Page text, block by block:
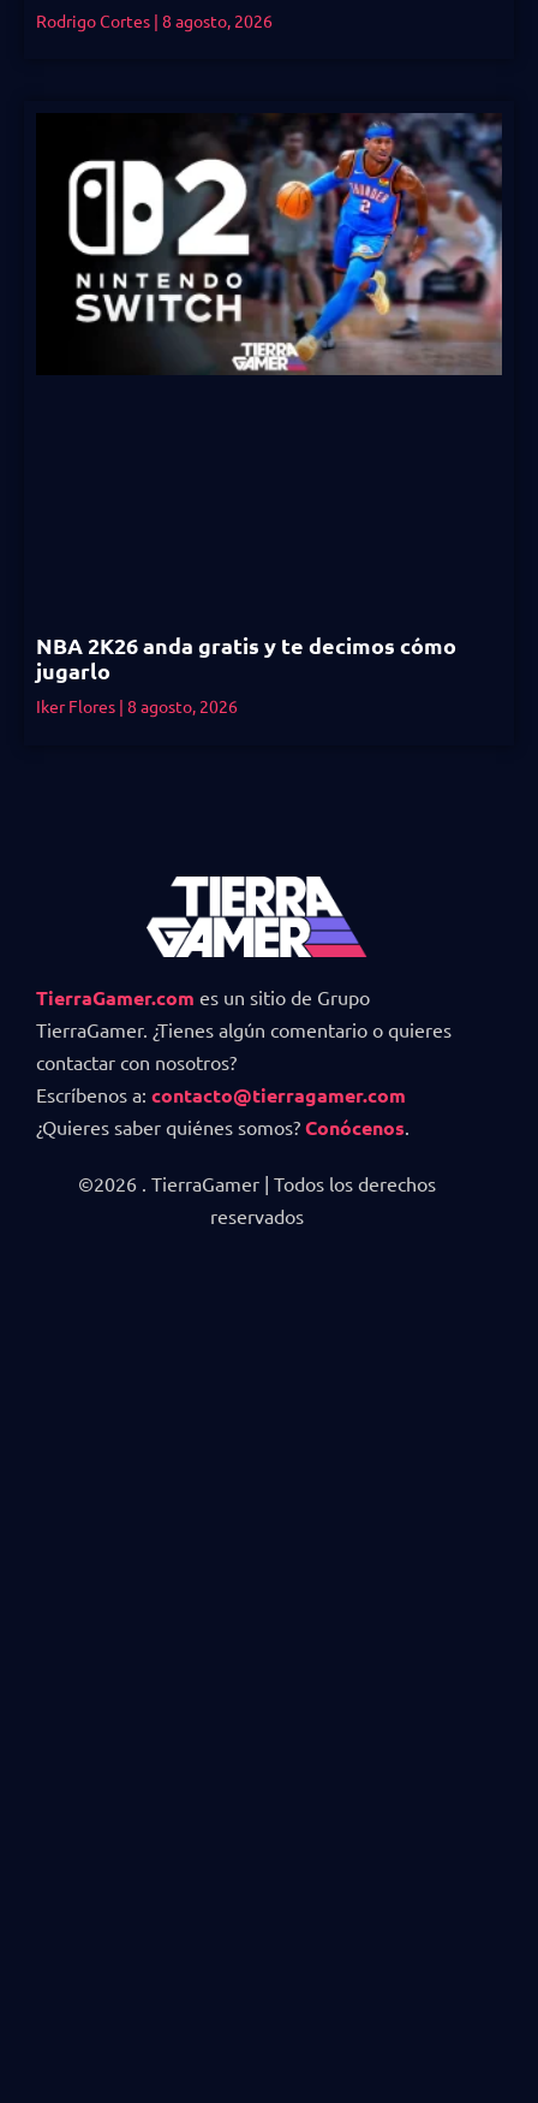
Rodrigo Cortes 8 agosto, 2026
NBA 2K26 anda gratis y te decimos cómo
jugarlo
Iker Flores 8 agosto, 2026
TierraGamer.com es un sitio de Grupo
TierraGamer. ¿Tienes algún comentario o quieres
contactar con nosotros?
Escríbenos a: contacto@tierragamer.com
¿Quieres saber quiénes somos? Conócenos
©2026 . TierraGamer | Todos los derechos
reservados